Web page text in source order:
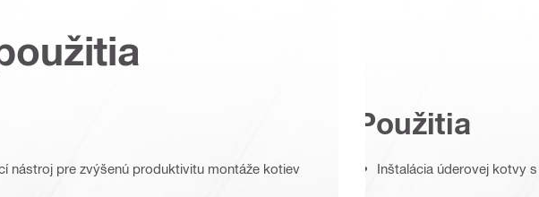
nástroj pre zvýšenú produktivitu montáže kotiev
Použitia
Inštalácia úderovej kotvy